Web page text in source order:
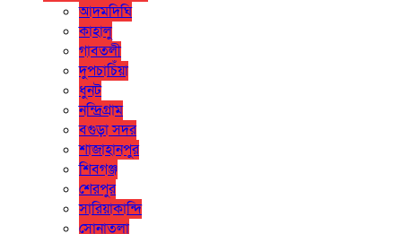
আদমদিঘি
কাহালু
গাবতলী
দুপচাচিঁয়া
ধুনট
নন্দ্রিগ্রাম
বগুড়া সদর
শাজাহানপুর
শিবগঞ্জ
শেরপুর
সারিয়াকান্দি
সোনাতলা